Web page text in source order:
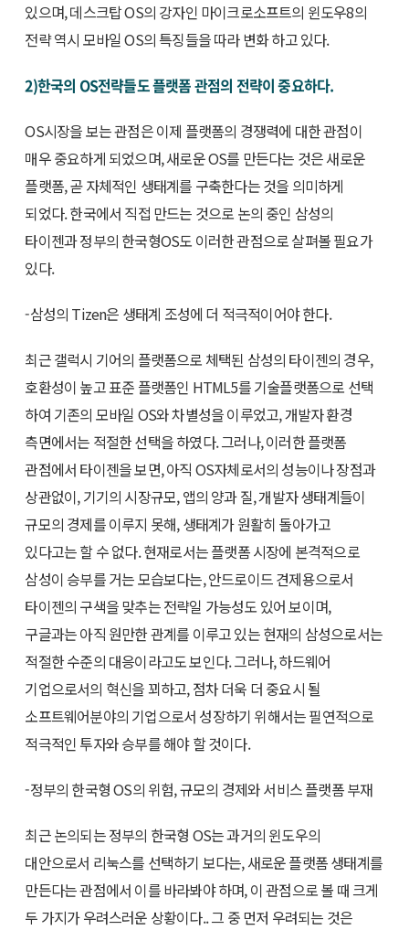
있으며, 데스크탑 OS의 강자인 마이크로소프트의 윈도우8의
전략 역시 모바일 OS의 특징들을 따라 변화 하고 있다.
2)한국의 OS전략들도 플랫폼 관점의 전략이 중요하다.
OS시장을 보는 관점은 이제 플랫폼의 경쟁력에 대한 관점이
매우 중요하게 되었으며, 새로운 OS를 만든다는 것은 새로운
플랫폼, 곧 자체적인 생태계를 구축한다는 것을 의미하게
되었다. 한국에서 직접 만드는 것으로 논의 중인 삼성의
타이젠과 정부의 한국형OS도 이러한 관점으로 살펴볼 필요가
있다.
-삼성의 Tizen은 생태계 조성에 더 적극적이어야 한다.
최근 갤럭시 기어의 플랫폼으로 체택된 삼성의 타이젠의 경우,
호환성이 높고 표준 플랫폼인 HTML5를 기술플랫폼으로 선택
하여 기존의 모바일 OS와 차별성을 이루었고, 개발자 환경
측면에서는 적절한 선택을 하였다. 그러나, 이러한 플랫폼
관점에서 타이젠을 보면, 아직 OS자체로서의 성능이나 장점과
상관없이, 기기의 시장규모, 앱의 양과 질, 개발자 생태계들이
규모의 경제를 이루지 못해, 생태계가 원활히 돌아가고
있다고는 할 수 없다. 현재로서는 플랫폼 시장에 본격적으로
삼성이 승부를 거는 모습보다는, 안드로이드 견제용으로서
타이젠의 구색을 맞추는 전략일 가능성도 있어 보이며,
구글과는 아직 원만한 관계를 이루고 있는 현재의 삼성으로서는
적절한 수준의 대응이라고도 보인다. 그러나, 하드웨어
기업으로서의 혁신을 꾀하고, 점차 더욱 더 중요시 될
소프트웨어분야의 기업으로서 성장하기 위해서는 필연적으로
적극적인 투자와 승부를 해야 할 것이다.
-정부의 한국형 OS의 위험, 규모의 경제와 서비스 플랫폼 부재
최근 논의되는 정부의 한국형 OS는 과거의 윈도우의
대안으로서 리눅스를 선택하기 보다는, 새로운 플랫폼 생태계를
만든다는 관점에서 이를 바라봐야 하며, 이 관점으로 볼 때 크게
두 가지가 우려스러운 상황이다.. 그 중 먼저 우려되는 것은